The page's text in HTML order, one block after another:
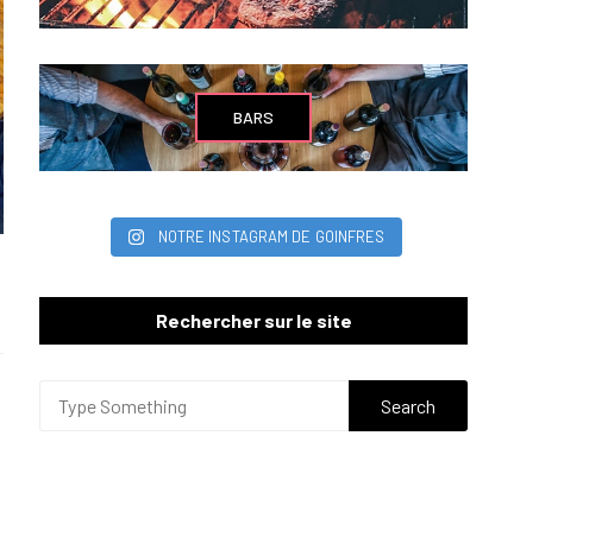
BARS
NOTRE INSTAGRAM DE GOINFRES
Rechercher sur le site